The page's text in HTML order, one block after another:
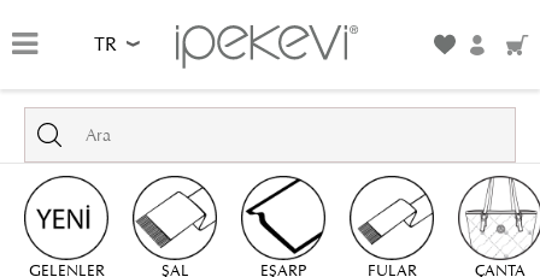
TR
GELENLER ŞAL EŞARP FULAR ÇANTA